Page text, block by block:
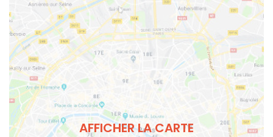
AFFICHER LA CARTE